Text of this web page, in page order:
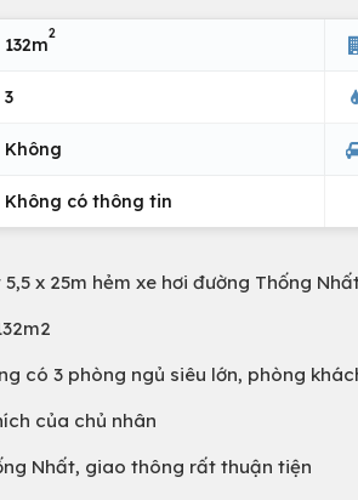
132m
2
3
Không
Không có thông tin
x 25m hẻm xe hơi đường Thống
có 3 phòng ngủ siêu lớn, phòng
của chủ nhân
Nhất, giao thông rất thuận tiện